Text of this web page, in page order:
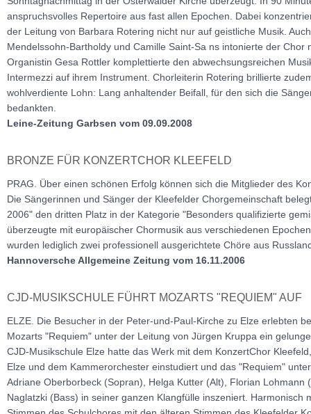
anspruchsvolles Repertoire aus fast allen Epochen. Dabei
der Leitung von Barbara Rotering nicht nur auf geistliche Musik.
Mendelssohn-Bartholdy und Camille Saint-Sa ns intonierte der Chor
Organistin Gesa Rottler komplettierte den abwechsungsreichen
Intermezzi auf ihrem Instrument. Chorleiterin Rotering brillierte
wohlverdiente Lohn: Lang anhaltender Beifall, für den sich die
bedankten.
Leine-Zeitung Garbsen vom 09.09.2008
BRONZE FÜR KONZERTCHOR KLEEFELD
PRAG. Über einen schönen Erfolg können sich die Mitglieder des
Die Sängerinnen und Sänger der Kleefelder Chorgemeinschaft
2006" den dritten Platz in der Kategorie "Besonders qualifizierte
überzeugte mit europäischer Chormusik aus verschiedenen
wurden lediglich zwei professionell ausgerichtete Chöre aus
Hannoversche Allgemeine Zeitung vom 16.11.2006
CJD-MUSIKSCHULE FÜHRT MOZARTS "REQUIEM" AUF
ELZE. Die Besucher in der Peter-und-Paul-Kirche zu Elze erlebten
Mozarts "Requiem" unter der Leitung von Jürgen Kruppa ein
CJD-Musikschule Elze hatte das Werk mit dem KonzertChor
Elze und dem Kammerorchester einstudiert und das "Requiem"
Adriane Oberborbeck (Sopran), Helga Kutter (Alt), Florian Lohmann
Naglatzki (Bass) in seiner ganzen Klangfülle inszeniert. Harmonisch